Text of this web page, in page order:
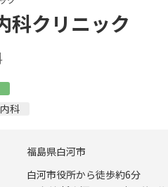
科クリニック
科
福島県白河市
白河市役所から徒歩約6分